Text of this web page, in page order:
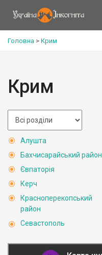
Головна > Крим
Крим
Алушта
Бахчисарайський район
Євпаторія
Керч
Красноперекопський
район
Севастополь